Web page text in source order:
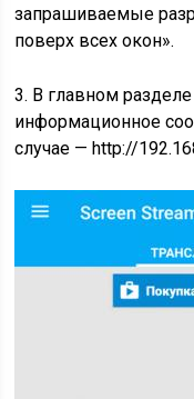
запрашиваемые
поверх всех окон».
3. В главном
информационное
случае — http://